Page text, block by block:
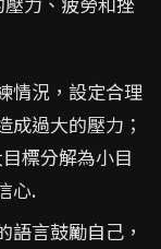
情況，設定合理
成過大的壓力；
標分解為小目
心.
語言鼓勵自己，